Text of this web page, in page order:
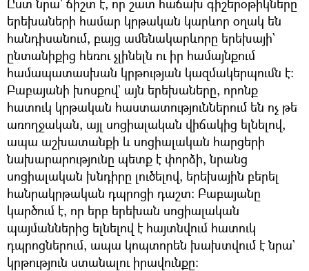
Ըստ նրա` ճիշտ է, որ շատ հաճախ գիշերօթիկները
երեխաների համար կրթական կարևոր օղակ են
հանդիսանում, բայց ամենակարևորը երեխայի`
ընտանիքից հեռու չլինելն ու իր համայնքում
համապատասխան կրթության կազմակերպումն է։
Բաբայանի խոսքով` այն երեխաները, որոնք
հատուկ կրթական հաստատություններում են ոչ թե
առողջական, այլ սոցիալական վիճակից ելնելով,
ապա աշխատանքի և սոցիալական հարցերի
նախարարությունը պետք է փորձի, նրանց
սոցիալական խնդիրը լուծելով, երեխային բերել
հանրակրթական դպրոցի դաշտ։ Բաբայանը
կարծում է, որ երբ երեխան սոցիալական
պայմաններից ելնելով է հայտնվում հատուկ
դպրոցներում, ապա կոպտորեն խախտվում է նրա`
կրթություն ստանալու իրավունքը։